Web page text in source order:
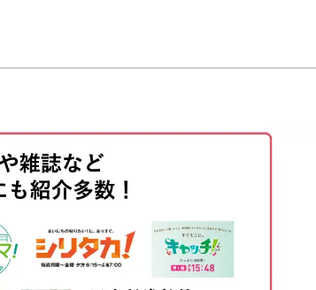
いのも魅力の一つ。
ので、様々なシーンに合わせてカラーアレ
ていますが、爪先に施してフレンチスタイ